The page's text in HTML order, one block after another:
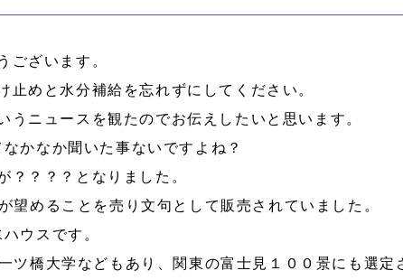
ございます。
めと水分補給を忘れずにしてください。
ニュースを観たのでお伝えしたいと思います。
かなか聞いた事ないですよね？
？？？？となりました。
めることを売り文句として販売されていました。
ウスです。
橋大学などもあり、関東の富士見１００景にも選定